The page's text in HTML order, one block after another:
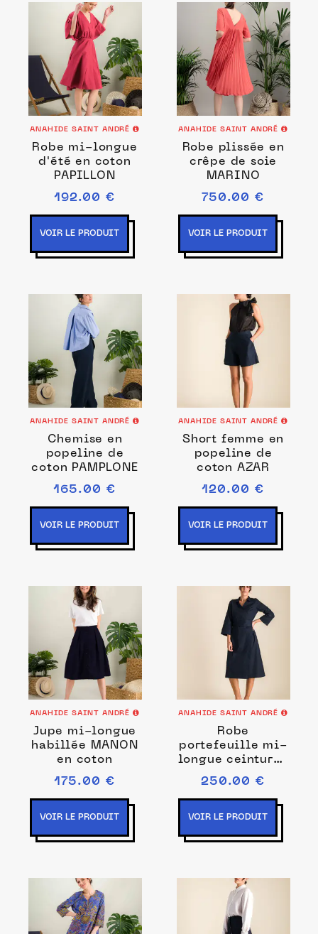
ANAHIDE SAINT ANDRÉ
Robe mi-longue
d'été en coton
PAPILLON
192.00 €
VOIR LE PRODUIT
ANAHIDE SAINT ANDRÉ
Robe plissée en
crêpe de soie
MARINO
750.00 €
VOIR LE PRODUIT
ANAHIDE SAINT ANDRÉ
Chemise en
popeline de
coton PAMPLONE
165.00 €
VOIR LE PRODUIT
ANAHIDE SAINT ANDRÉ
Short femme en
popeline de
coton AZAR
120.00 €
VOIR LE PRODUIT
ANAHIDE SAINT ANDRÉ
Jupe mi-longue
habillée MANON
en coton
175.00 €
VOIR LE PRODUIT
ANAHIDE SAINT ANDRÉ
Robe
portefeuille mi-
longue ceinturée
en coton AVA
250.00 €
VOIR LE PRODUIT